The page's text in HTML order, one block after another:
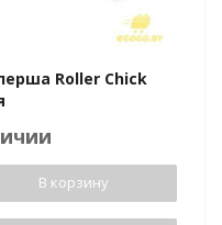
Roller Chick
В корзину